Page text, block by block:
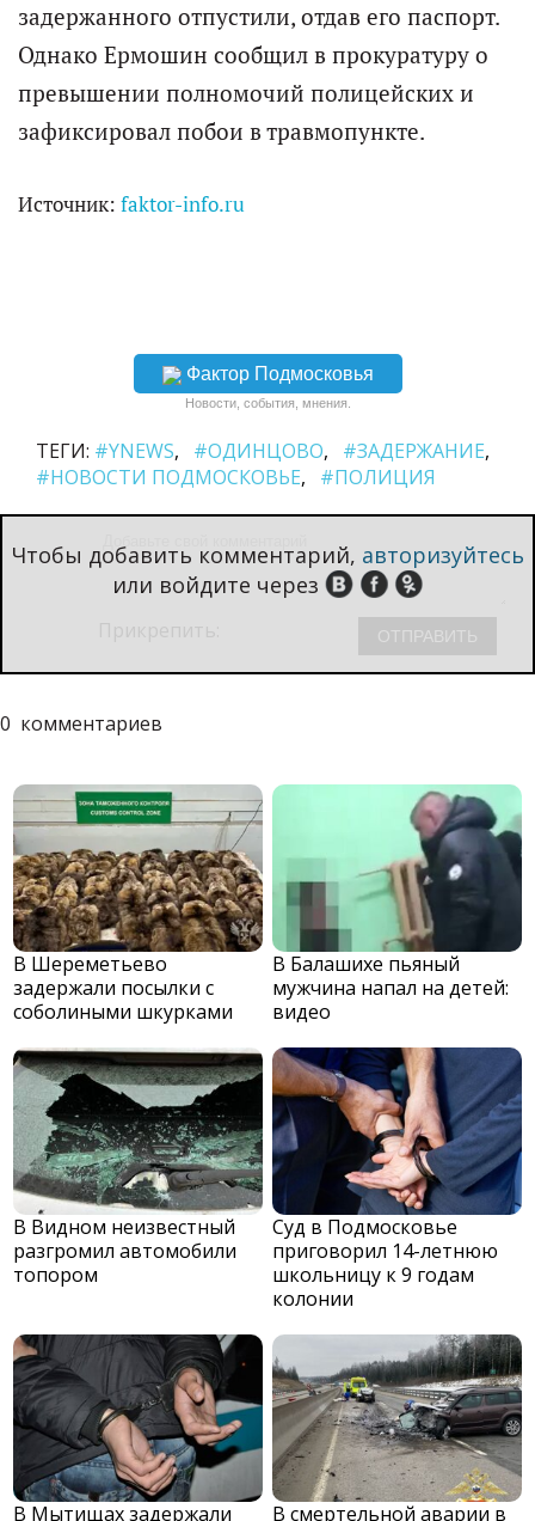
задержанного отпустили, отдав его паспорт.
Однако Ермошин сообщил в прокуратуру о
превышении полномочий полицейских и
зафиксировал побои в травмопункте.
Источник: faktor-info.ru
Фактор Подмосковья
Новости, события, мнения.
ТЕГИ: #YNEWS #ОДИНЦОВО
#ЗАДЕРЖАНИЕ
#НОВОСТИ ПОДМОСКОВЬЕ
#ПОЛИЦИЯ
Чтобы добавить комментарий, авторизуйтесь
или войдите через
0 комментариев
В Шереметьево
задержали посылки с
соболиными шкурками
В Балашихе пьяный
мужчина напал на детей:
видео
В Видном неизвестный
разгромил автомобили
топором
Суд в Подмосковье
приговорил 14-летнюю
школьницу к 9 годам
колонии
В Мытищах задержали В смертельной аварии в